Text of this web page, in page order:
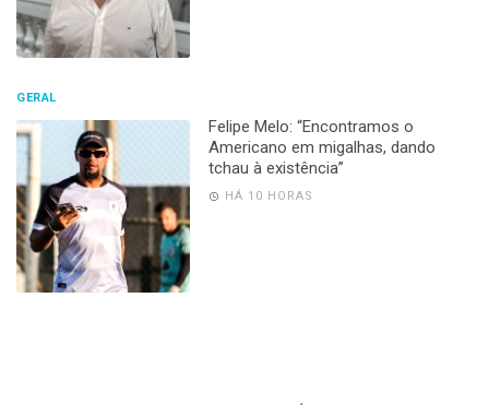
GERAL
Felipe Melo: “Encontramos o
Americano em migalhas, dando
tchau à existência”
HÁ 10 HORAS